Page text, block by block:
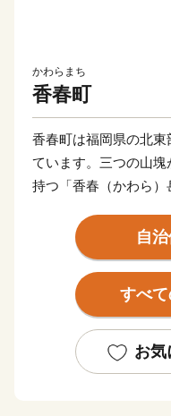
かわらまち
香春町
香春町は福岡県の北
ています。三つの山
持つ「香春（かわら
産出され奈良の大仏
と伝えられています
大和王朝に送り続け
ます。今後もふるさ
自
すべ
お気